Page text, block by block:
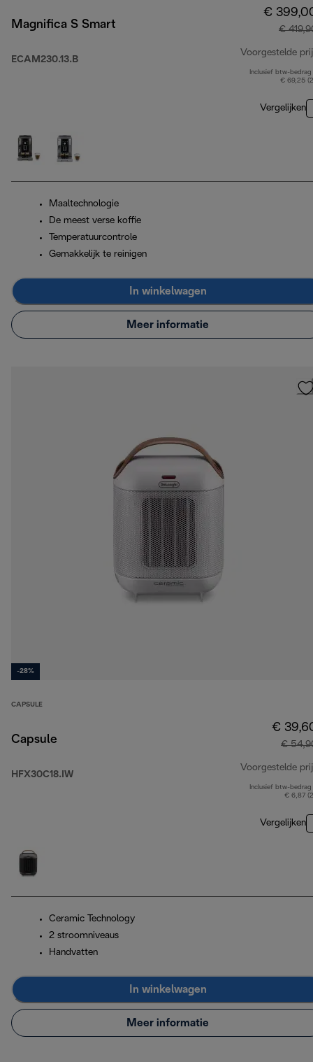
Magnifica S Smart
ECAM230.13.B
€
€
Voorgestelde
Inclusief btw-bedrag
€ 69,25
Vergelijken
Maaltechnologie
De meest verse koffie
Temperatuurcontrole
Gemakkelijk te reinigen
In winkelwagen
Meer informatie
-28%
CAPSULE
Capsule
HFX30C18.IW
€
€
Voorgestelde
Inclusief btw-bedrag
€ 6,87
Vergelijken
Ceramic Technology
2 stroomniveaus
Handvatten
In winkelwagen
Meer informatie